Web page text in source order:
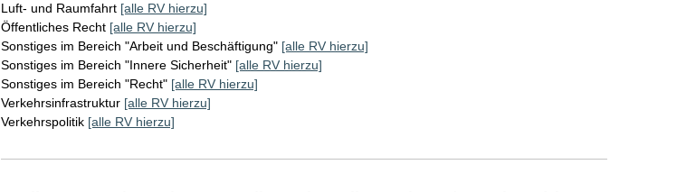
Luft- und Raumfahrt [alle RV hierzu]
Öffentliches Recht [alle RV hierzu]
Sonstiges im Bereich "Arbeit und Beschäftigung" [alle RV hierzu]
Sonstiges im Bereich "Innere Sicherheit" [alle RV hierzu]
Sonstiges im Bereich "Recht" [alle RV hierzu]
Verkehrsinfrastruktur [alle RV hierzu]
Verkehrspolitik [alle RV hierzu]